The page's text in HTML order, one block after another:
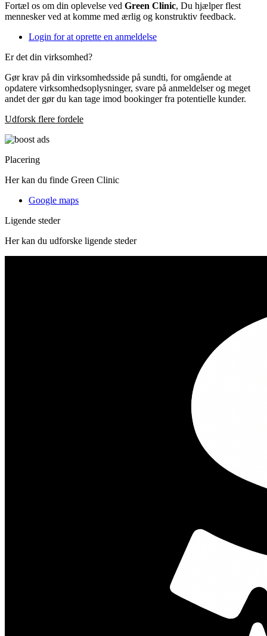
Fortæl os om din oplevelse ved Green Clinic, Du hjælper flest
mennesker ved at komme med ærlig og konstruktiv feedback.
Login for at oprette en anmeldelse
Er det din virksomhed?
Gør krav på din virksomhedsside på sundti, for omgående at
opdatere virksomhedsoplysninger, svare på anmeldelser og meget
andet der gør du kan tage imod bookinger fra potentielle kunder.
Udforsk flere fordele
Placering
Her kan du finde Green Clinic
Google maps
Ligende steder
Her kan du udforske ligende steder